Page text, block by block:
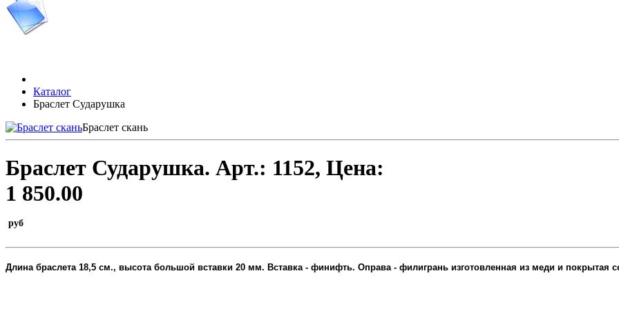
Каталог
Браслет Сударушка
Браслет скань
Браслет Сударушка. Арт.: 1152, Цена:
1 850.00
руб
Длина браслета 18,5 см., высота большой вставки 20 мм. Вставка - финифть. Оправа - филигрань изготовленная из меди и покрытая